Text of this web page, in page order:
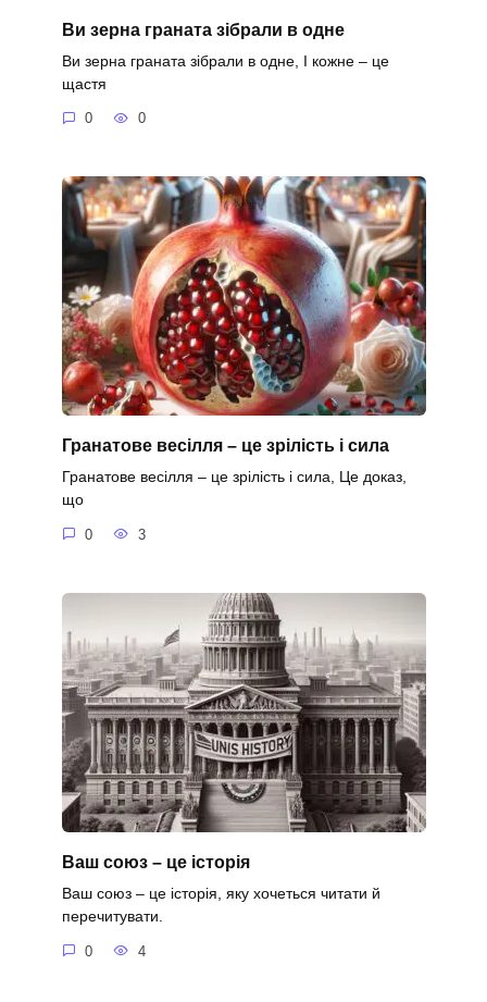
Ви зерна граната зібрали в одне
Ви зерна граната зібрали в одне, І кожне – це
щастя
0 0
Гранатове весілля – це зрілість і сила
Гранатове весілля – це зрілість і сила, Це доказ,
що
0 3
Ваш союз – це історія
Ваш союз – це історія, яку хочеться читати й
перечитувати.
0 4